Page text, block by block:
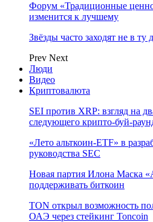
Форум «Традиционные
изменится к лучшему
Звёзды часто заходят не в ту
Prev Next
Люди
Видео
Криптовалюта
SEI против XRP: взгляд на
следующего крипто-буй-
«Лето альткоин-ETF» в
руководства SEC
Новая партия Илона Маска
поддерживать биткоин
TON открыл возможность
ОАЭ через стейкинг Toncoin